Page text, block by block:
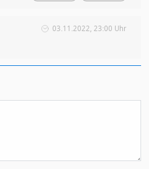
03.11.2022, 23:00 Uhr